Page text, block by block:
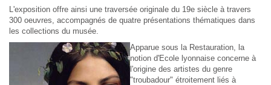
L'exposition offre ainsi une traversée originale du 19e siècle à travers
300 oeuvres, accompagnés de quatre présentations thématiques dans
les collections du musée.
Apparue sous la Restauration, la
notion d'Ecole lyonnaise concerne à
l'origine des artistes du genre
"troubadour" étroitement liés à